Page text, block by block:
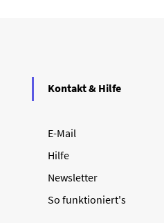
Kontakt & Hilfe
E-Mail
Hilfe
Newsletter
So funktioniert's